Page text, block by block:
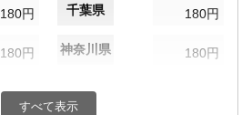
180円 千葉県 180円
180円 神奈川県 180円
180円 富山県
すべて表示